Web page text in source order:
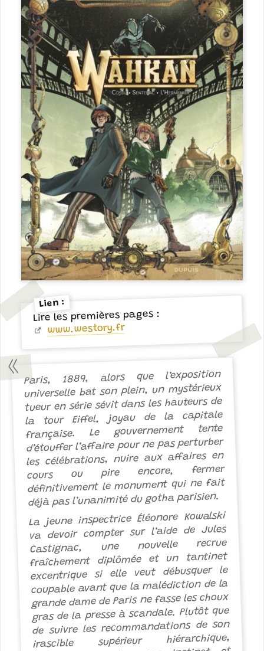
Lien :
Lire les premières pages :
www.westory.fr
Paris, 1889, alors que l’exposition
universelle bat son plein, un mystérieux
tueur en série sévit dans les hauteurs de
la tour Eiffel, joyau de la capitale
française. Le gouvernement tente
d’étouffer l’affaire pour ne pas perturber
les célébrations, nuire aux affaires en
cours ou pire encore, fermer
définitivement le monument qui ne fait
déjà pas l’unanimité du gotha parisien.
La jeune inspectrice Éléonore Kowalski
va devoir compter sur l’aide de Jules
Castignac, une nouvelle recrue
fraîchement diplômée et un tantinet
excentrique si elle veut débusquer le
coupable avant que la malédiction de la
grande dame de Paris ne fasse les choux
gras de la presse à scandale. Plutôt que
de suivre les recommandations de son
irascible supérieur hiérarchique,